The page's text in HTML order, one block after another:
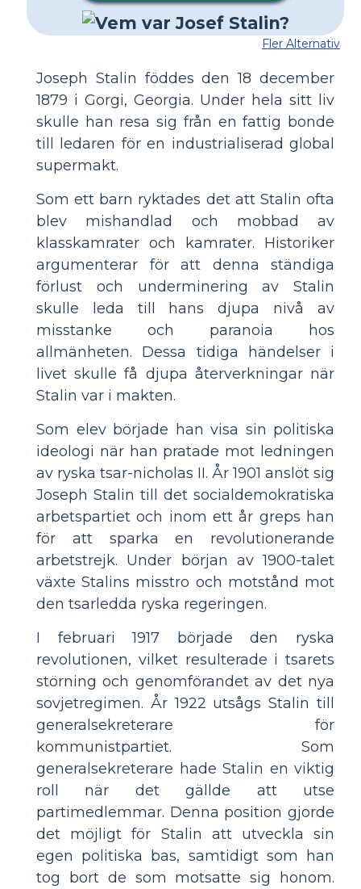
Fler Alternativ
Joseph Stalin föddes den 18 december
1879 i Gorgi, Georgia. Under hela sitt liv
skulle han resa sig från en fattig bonde
till ledaren för en industrialiserad global
supermakt.
Som ett barn ryktades det att Stalin ofta
blev mishandlad och mobbad av
klasskamrater och kamrater. Historiker
argumenterar för att denna ständiga
förlust och underminering av Stalin
skulle leda till hans djupa nivå av
misstanke och paranoia hos
allmänheten. Dessa tidiga händelser i
livet skulle få djupa återverkningar när
Stalin var i makten.
Som elev började han visa sin politiska
ideologi när han pratade mot ledningen
av ryska tsar-nicholas II. År 1901 anslöt sig
Joseph Stalin till det socialdemokratiska
arbetspartiet och inom ett år greps han
för att sparka en revolutionerande
arbetstrejk. Under början av 1900-talet
växte Stalins misstro och motstånd mot
den tsarledda ryska regeringen.
I februari 1917 började den ryska
revolutionen, vilket resulterade i tsarets
störning och genomförandet av det nya
sovjetregimen. År 1922 utsågs Stalin till
generalsekreterare för
kommunistpartiet. Som
generalsekreterare hade Stalin en viktig
roll när det gällde att utse
partimedlemmar. Denna position gjorde
det möjligt för Stalin att utveckla sin
egen politiska bas, samtidigt som han
tog bort de som motsatte sig honom.